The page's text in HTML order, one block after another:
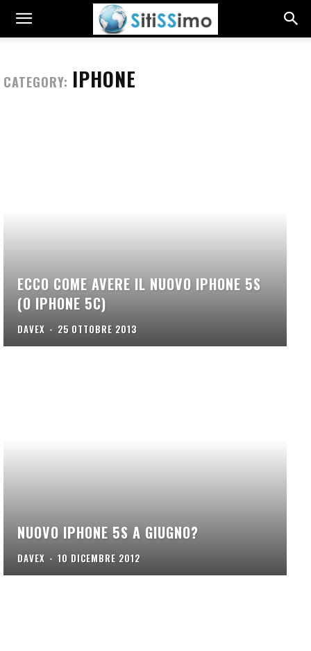
CATEGORY: IPHONE
ECCO COME AVERE IL NUOVO IPHONE 5S
(O IPHONE 5C)
DAVEX - 25 OTTOBRE 2013
NUOVO IPHONE 5S A GIUGNO?
DAVEX - 10 DICEMBRE 2012